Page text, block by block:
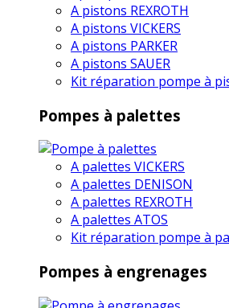
A pistons REXROTH
A pistons VICKERS
A pistons PARKER
A pistons SAUER
Kit réparation pompe à
Pompes à palettes
A palettes VICKERS
A palettes DENISON
A palettes REXROTH
A palettes ATOS
Kit réparation pompe à
Pompes à engrenages